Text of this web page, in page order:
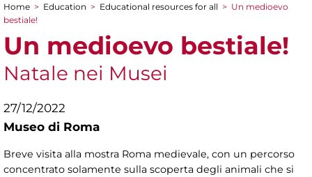
You are here
Home > Education > Educational resources for all > Un medioevo
bestiale!
Un medioevo bestiale!
Natale nei Musei
27/12/2022
Museo di Roma
Breve visita alla mostra Roma medievale, con un percorso
concentrato solamente sulla scoperta degli animali che si